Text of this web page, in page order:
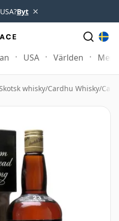
Byt ×
USA Världen Mer
whisky/Cardhu Whisky/